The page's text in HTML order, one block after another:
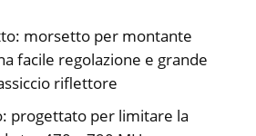
morsetto per montante
facile regolazione e grande
riflettore
progettato per limitare la